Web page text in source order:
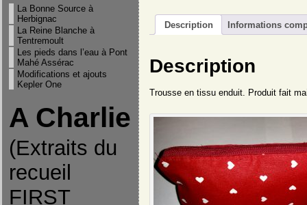
La Bonne Source à
Herbignac
La Reine Blanche à
Tentremoult
Les pieds dans l’eau à Pont
Mahé Assérac
Modifications et ajouts
Kepler One
A Charlie
(Extraits du
recueil
FIRST
"On ne pourrait donc pas
Description Informations
Description
Trousse en tissu enduit. Produit fait